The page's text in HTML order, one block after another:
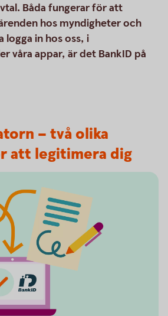
Båda fungerar för att
hos myndigheter och
logga in hos oss, i
våra appar, är det BankID på
– två olika
att legitimera dig